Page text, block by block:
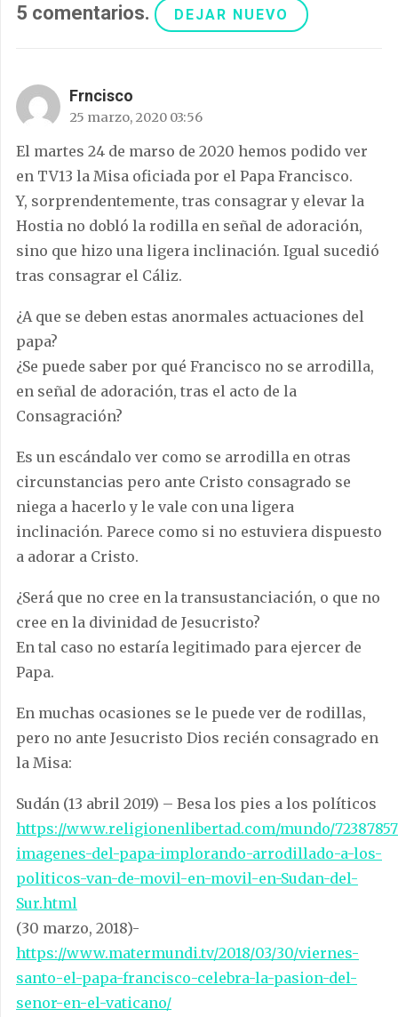
5 comentarios. DEJAR NUEVO
Frncisco
25 marzo, 2020 03:56
El martes 24 de marso de 2020 hemos podido ver
en TV13 la Misa oficiada por el Papa Francisco.
Y, sorprendentemente, tras consagrar y elevar la
Hostia no dobló la rodilla en señal de adoración,
sino que hizo una ligera inclinación. Igual sucedió
tras consagrar el Cáliz.
¿A que se deben estas anormales actuaciones del
papa?
¿Se puede saber por qué Francisco no se arrodilla,
en señal de adoración, tras el acto de la
Consagración?
Es un escándalo ver como se arrodilla en otras
circunstancias pero ante Cristo consagrado se
niega a hacerlo y le vale con una ligera
inclinación. Parece como si no estuviera dispuesto
a adorar a Cristo.
¿Será que no cree en la transustanciación, o que no
cree en la divinidad de Jesucristo?
En tal caso no estaría legitimado para ejercer de
Papa.
En muchas ocasiones se le puede ver de rodillas,
pero no ante Jesucristo Dios recién consagrado en
la Misa:
Sudán (13 abril 2019) – Besa los pies a los políticos
https://www.religionenlibertad.com/mundo/
imagenes-del-papa-implorando-arrodillado-a-los-
politicos-van-de-movil-en-movil-en-Sudan-del-
Sur.html
(30 marzo, 2018)-
https://www.matermundi.tv/2018/03/30/viernes-
santo-el-papa-francisco-celebra-la-pasion-del-
senor-en-el-vaticano/